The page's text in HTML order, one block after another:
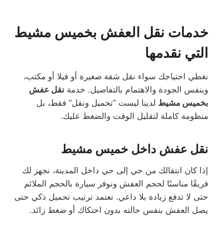
خدمات نقل العفش بخميس مشيط
التي نقدمها
نغطي احتياجك سواء نقل شقة صغيرة أو فيلا أو مكتب،
وبنفس الجودة والاهتمام بالتفاصيل. خدمة نقل عفش
بخميس مشيط لدينا ليست “تحميل ونقل” فقط، بل
منظومة كاملة لتقليل الوقت والضغط عليك.
نقل عفش داخل خميس مشيط
إذا كان انتقالك من حي إلى حي داخل المدينة، نجهز لك
فريقًا مناسبًا لحجم العفش ونوفر سيارة بالحجم الملائم
حتى لا تدفع زيادة بلا داعي. نعتمد ترتيب تحميل ذكي حتى
يصل العفش بنفس حالته بدون احتكاك أو ضغط زائد.